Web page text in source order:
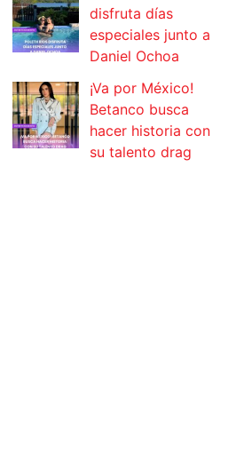
disfruta días
especiales junto a
Daniel Ochoa
¡Va por México!
Betanco busca
hacer historia con
su talento drag